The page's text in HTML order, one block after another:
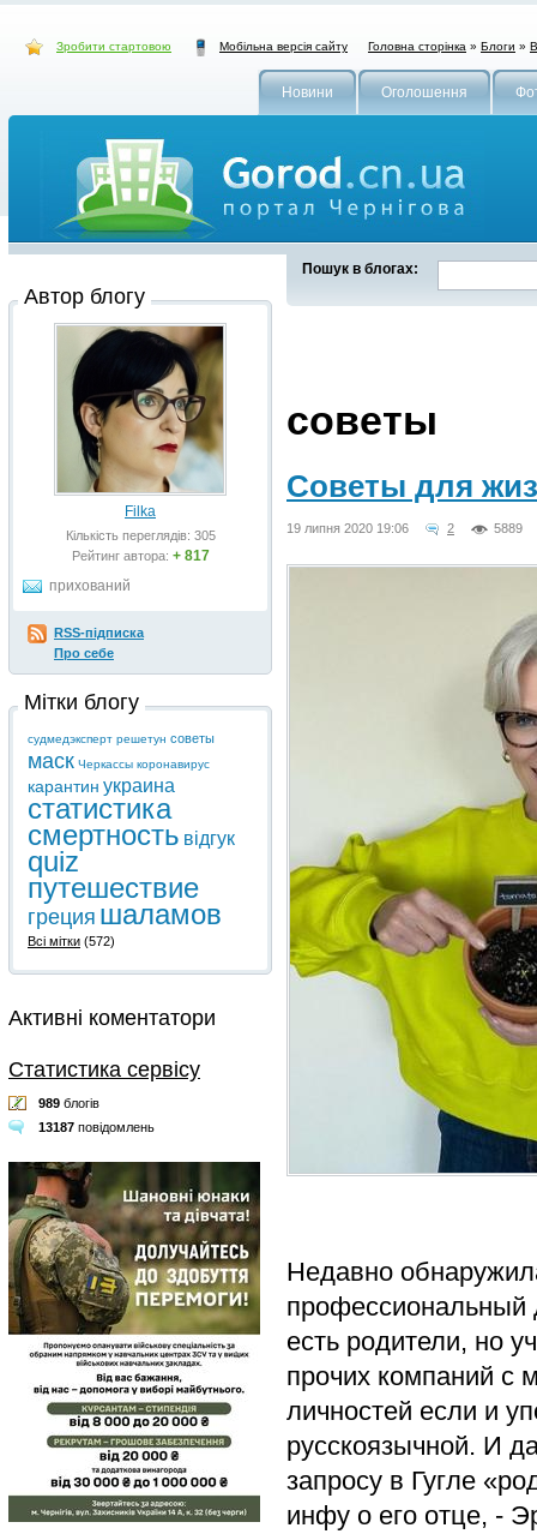
Зробити стартовою Мобільна версія сайту Головна сторінка » Блоги »
Новини Оголошення
Пошук в блогах:
советы
Советы для
19 липня 2020 19:06 2 5889
Недавно
профессиональный
есть родители, но
прочих компаний с
личностей если и
русскоязычной. И
запросу в Гугле
инфу о его отце, -
Автор блогу
Filka
Кількість переглядів: 305
Рейтинг автора: + 817
прихований
RSS-підписка
Про себе
Мітки блогу
судмедэксперт решетун советы
маск Черкассы коронавирус
карантин украина
статистика
смертность відгук
quiz
путешествие
греция шаламов
Всі мітки (572)
Активні коментатори
Статистика сервісу
989 блогів
13187 повідомлень